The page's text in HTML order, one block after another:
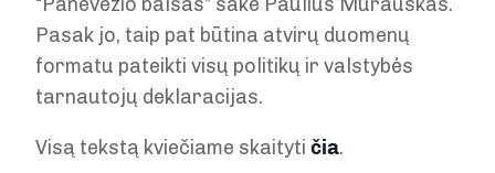
Pasak jo, taip pat būtina atvirų duomenų
formatu pateikti visų politikų ir valstybės
tarnautojų deklaracijas.
Visą tekstą kviečiame skaityti čia.